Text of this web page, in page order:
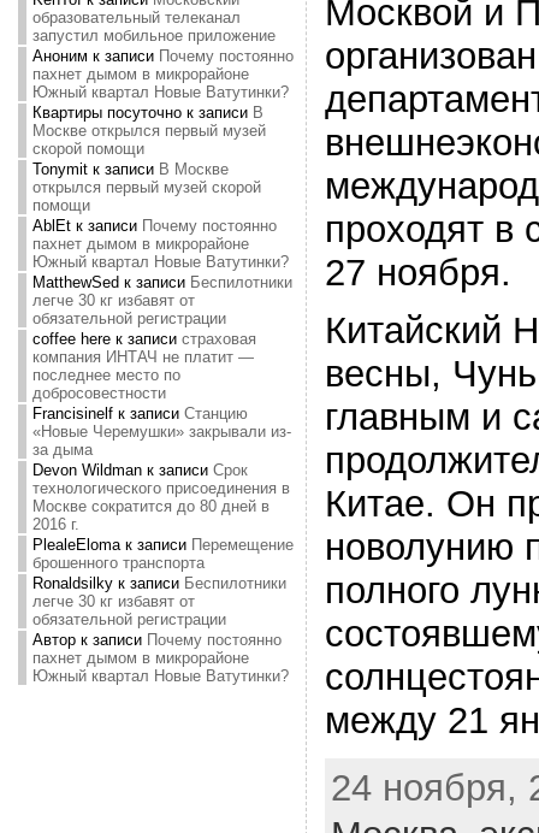
образовательный телеканал
запустил мобильное приложение
Аноним к записи Почему постоянно
пахнет дымом в микрорайоне
Южный квартал Новые Ватутинки?
Квартиры посуточнок записи В
Москве открылся первый музей
скорой помощи
Tonymitк записи В Москве
открылся первый музей скорой
помощи
AblEtк записи Почему постоянно
пахнет дымом в микрорайоне
Южный квартал Новые Ватутинки?
MatthewSed к записи Беспилотники
легче 30 кг избавят от
обязательной регистрации
coffee hereк записи страховая
компания ИНТАЧ не платит —
последнее место по
добросовестности
Francisinelfк записи Станцию
«Новые Черемушки» закрывали из-
за дыма
Devon Wildmanк записи Срок
технологического присоединения в
Москве сократится до 80 дней в
2016 г.
PlealeElomaк записи Перемещение
брошенного транспорта
Ronaldsilkyк записи Беспилотники
легче 30 кг избавят от
обязательной регистрации
Авторк записи Почему постоянно
пахнет дымом в микрорайоне
Южный квартал Новые Ватутинки?
Москвой и
проходят в
27 ноября.
Китайский
весны,
главным и
Китае. Он
новолунию
полного
между 21
24 ноября,